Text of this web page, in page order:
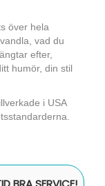
över hela
vad du
efter,
humör, din stil
i USA